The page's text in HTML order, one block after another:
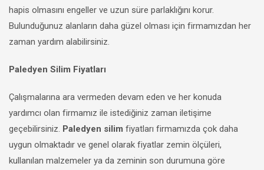
hapis olmasını engeller ve uzun süre parlaklığını korur.
Bulunduğunuz alanların daha güzel olması için firmamızdan her
zaman yardım alabilirsiniz.
Paledyen Silim Fiyatları
Çalışmalarına ara vermeden devam eden ve her konuda
yardımcı olan firmamız ile istediğiniz zaman iletişime
geçebilirsiniz. Paledyen silim fiyatları firmamızda çok daha
uygun olmaktadır ve genel olarak fiyatlar zemin ölçüleri,
kullanılan malzemeler ya da zeminin son durumuna göre